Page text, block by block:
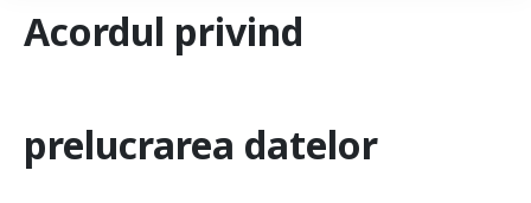
Acordul privind
prelucrarea datelor